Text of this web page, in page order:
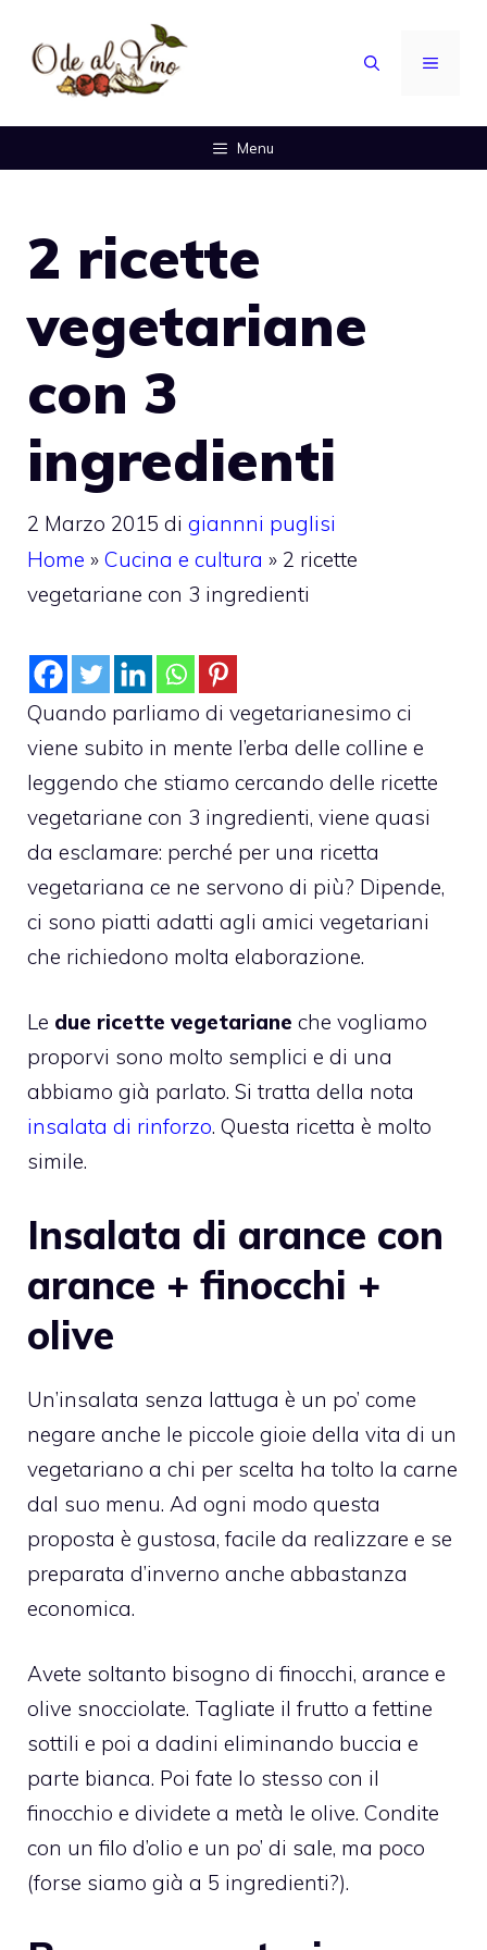
contenuto
MENU
Menu
2 ricette
vegetariane
con 3
ingredienti
2 Marzo 2015 di giannni puglisi
Home » Cucina e cultura » 2 ricette
vegetariane con 3 ingredienti
Quando parliamo di vegetarianesimo ci
viene subito in mente l’erba delle colline e
leggendo che stiamo cercando delle ricette
vegetariane con 3 ingredienti, viene quasi
da esclamare: perché per una ricetta
vegetariana ce ne servono di più? Dipende,
ci sono piatti adatti agli amici vegetariani
che richiedono molta elaborazione.
Le due ricette vegetariane che vogliamo
proporvi sono molto semplici e di una
abbiamo già parlato. Si tratta della nota
insalata di rinforzo. Questa ricetta è molto
simile.
Insalata di arance con
arance + finocchi +
olive
Un’insalata senza lattuga è un po’ come
negare anche le piccole gioie della vita di un
vegetariano a chi per scelta ha tolto la carne
dal suo menu. Ad ogni modo questa
proposta è gustosa, facile da realizzare e se
preparata d’inverno anche abbastanza
economica.
Avete soltanto bisogno di finocchi, arance e
olive snocciolate. Tagliate il frutto a fettine
sottili e poi a dadini eliminando buccia e
parte bianca. Poi fate lo stesso con il
finocchio e dividete a metà le olive. Condite
con un filo d’olio e un po’ di sale, ma poco
(forse siamo già a 5 ingredienti?).